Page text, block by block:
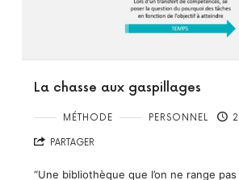
La chasse aux gaspillages
MÉTHODE PERSONNEL
PARTAGER
“Une bibliothèque que l’on ne range